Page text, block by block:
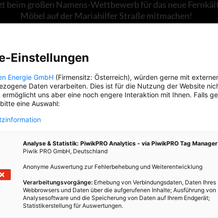
beim großen Namens-Wettbewerb für das neue
Möbel auf der Mariahilfer Straße mitmachen!
Juni 2024 Besser Stadtleben
Name für das neue Fernkälte-Möbel gesucht!Wien
Stadtmöbel, in dem sich Wiener*innen abkühlen können.
redaktion@besser-stadtleben.at. Der Name und die/der
ist dann am Möbel verewigt.
Diese Geschichte teilen
Einstellungen
Energie GmbH (Firmensitz: Österreich), würden gerne mit
Daten verarbeiten. Dies ist für die Nutzung der Website
uns aber eine noch engere Interaktion mit Ihnen. Falls
eine Auswahl:
Analyse & Statistik: PiwikPRO Analytics - via PiwikPRO Tag Manager
Piwik PRO GmbH, Deutschland
Anonyme Auswertung zur Fehlerbehebung und Weiterentwicklung
Verarbeitungsvorgänge: Erhebung von Verbindungsdaten, Daten Ihres
Webbrowsers und Daten über die aufgerufenen Inhalte; Ausführung von
Analysesoftware und die Speicherung von Daten auf Ihrem Endgerät;
Statistikerstellung für Auswertungen.